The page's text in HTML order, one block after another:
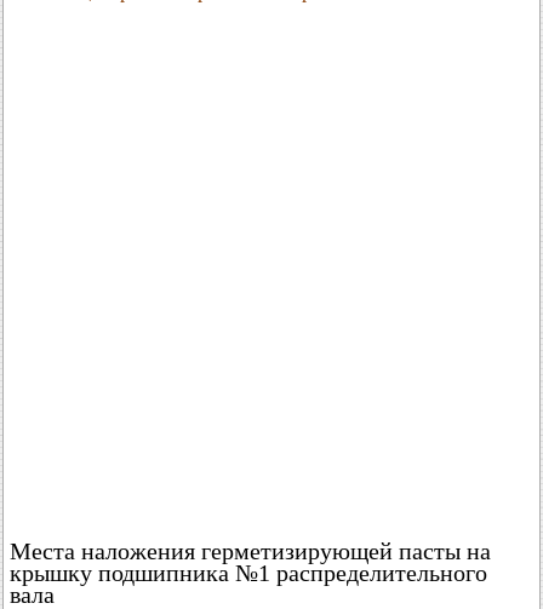
Места наложения герметизирующей пасты на
крышку подшипника №1 распределительного
вала